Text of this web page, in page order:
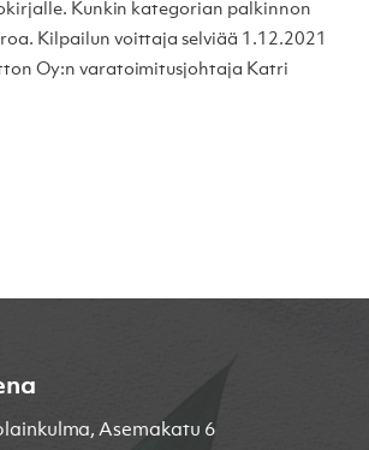
Kunkin kategorian palkinnon
Kilpailun voittaja selviää 1.12.2021
Oy:n varatoimitusjohtaja Katri
Asemakatu 6